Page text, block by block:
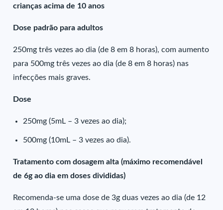
crianças acima de 10 anos
Dose padrão para adultos
250mg três vezes ao dia (de 8 em 8 horas), com aumento
para 500mg três vezes ao dia (de 8 em 8 horas) nas
infecções mais graves.
Dose
250mg (5mL – 3 vezes ao dia);
500mg (10mL – 3 vezes ao dia).
Tratamento com dosagem alta (máximo recomendável
de 6g ao dia em doses divididas)
Recomenda-se uma dose de 3g duas vezes ao dia (de 12